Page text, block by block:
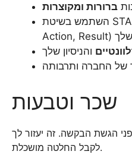
ברורות ומקוצרות
השתמש בשיטת STAR (Situation, Task,
שכר וטבעות
הגשת הבקשה. זה יעזור לך
לקבל החלטה מושכלת.